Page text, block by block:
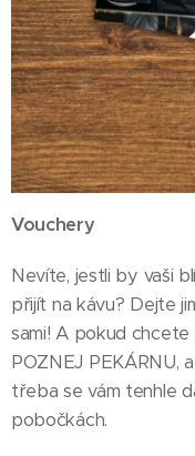
Vouchery
Nevíte, jestli by vaši
přijít na kávu? Dejte
sami! A pokud
POZNEJ PEKÁRNU,
třeba se vám tenhle
pobočkách.